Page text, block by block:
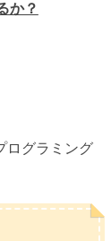
か？
ログラミング